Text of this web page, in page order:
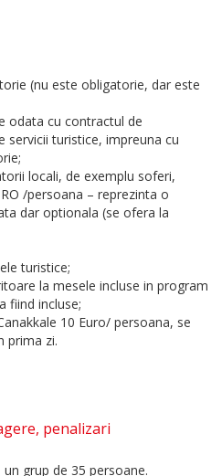
(nu este obligatorie, dar este
odata cu contractul de
servicii turistice, impreuna cu
locali, de exemplu soferi,
/persoana – reprezinta o
dar optionala (se ofera la
turistice;
la mesele incluse in program
fiind incluse;
10 Euro/ persoana, se
prima zi.
penalizari
grup de 35 persoane.